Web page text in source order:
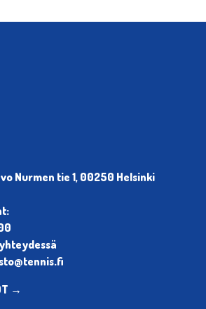
Nurmen tie 1, 00250 Helsinki
→